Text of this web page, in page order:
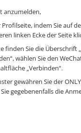
anzumelden,
Profilseite, indem Sie auf
linken Ecke der Seite
finden Sie die Überschrift
wählen Sie den
„Verbinden“.
gewähren Sie der
gegebenenfalls die